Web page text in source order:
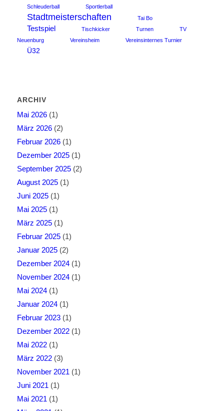
Schleuderball Sportlerball
Stadtmeisterschaften Tai Bo
Testspiel Tischkicker Turnen
TV
Neuenburg
Vereinsheim Vereinsinternes Turnier
Ü32
ARCHIV
Mai 2026(1)
März 2026(2)
Februar 2026(1)
Dezember 2025(1)
September 2025(2)
August 2025(1)
Juni 2025(1)
Mai 2025(1)
März 2025(1)
Februar 2025(1)
Januar 2025(2)
Dezember 2024(1)
November 2024(1)
Mai 2024(1)
Januar 2024(1)
Februar 2023(1)
Dezember 2022(1)
Mai 2022(1)
März 2022(3)
November 2021 (1)
Juni 2021 (1)
Mai 2021 (1)